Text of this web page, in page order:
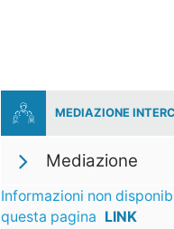
MEDIAZIONE
Mediazione
Informazioni non
questa pagina LINK